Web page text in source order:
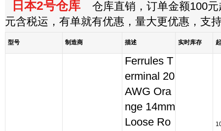
日本2号仓库 仓库直销，订单金额100元
元含税运，有单就有优惠，量大更优惠，支
型号 制造商 描述 实时库存
Ferrules T
erminal 20
AWG Ora
nge 14mm
Loose Ro